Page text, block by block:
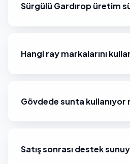
Sürgülü Gardırop üretim
Hangi ray markalarını
Gövdede sunta kullanıyor
Satış sonrası destek